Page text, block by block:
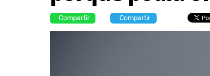
Compartir Compartir